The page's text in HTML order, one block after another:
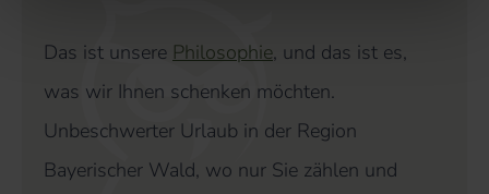
Das ist unsere Philosophie, und das ist es,
was wir Ihnen schenken möchten.
Unbeschwerter Urlaub in der Region
Bayerischer Wald, wo nur Sie zählen und